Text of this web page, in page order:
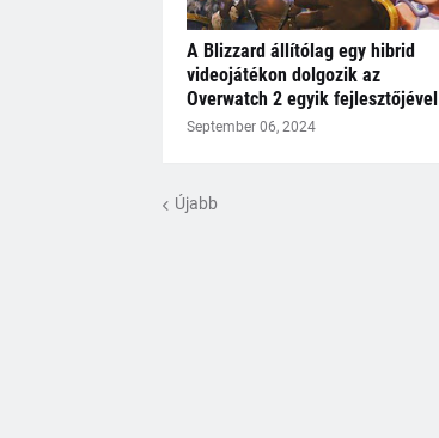
A Blizzard állítólag egy hibrid
videojátékon dolgozik az
Overwatch 2 egyik fejlesztőjével
September 06, 2024
Újabb